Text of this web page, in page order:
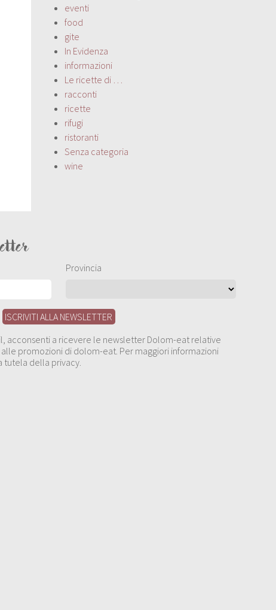
eventi
food
gite
In Evidenza
informazioni
Le ricette di …
racconti
ricette
rifugi
ristoranti
Senza categoria
wine
Provincia
acconsenti a ricevere le newsletter Dolom-eat relative
promozioni di dolom-eat. Per maggiori informazioni
tutela della privacy.